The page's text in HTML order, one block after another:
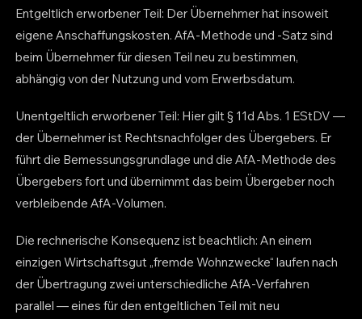
Entgeltlich erworbener Teil: Der Übernehmer hat insoweit
eigene Anschaffungskosten. AfA-Methode und -Satz sind
beim Übernehmer für diesen Teil neu zu bestimmen,
abhängig von der Nutzung und vom Erwerbsdatum.
Unentgeltlich erworbener Teil: Hier gilt § 11d Abs. 1 EStDV —
der Übernehmer ist Rechtsnachfolger des Übergebers. Er
führt die Bemessungsgrundlage und die AfA-Methode des
Übergebers fort und übernimmt das beim Übergeber noch
verbleibende AfA-Volumen.
Die rechnerische Konsequenz ist beachtlich: An einem
einzigen Wirtschaftsgut „fremde Wohnzwecke“ laufen nach
der Übertragung zwei unterschiedliche AfA-Verfahren
parallel — eines für den entgeltlichen Teil mit neu